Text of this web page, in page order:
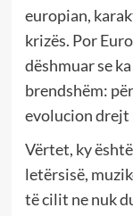
europian,
krizës. Por
dëshmuar se
brendshëm:
evolucion drejt
Vërtet, ky
letërsisë,
të cilit ne nuk